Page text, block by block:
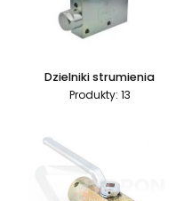
Dzielniki strumienia
Produkty: 13